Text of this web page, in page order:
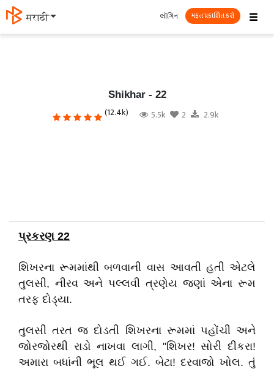
मराठी ☰
લૉગિન મફત પ્રકાશિત કરો
Shikhar - 22
(12.4k) 5.5k 2 2.9k
પ્રકરણ 22
શિખરના રૂમમાંથી બળવાની વાસ આવતી હતી એટલે
તુલસી, નીરવ અને પલ્લવી ત્રણેય જણાં એના રૂમ
તરફ દોડ્યા.
તુલસી તરત જ દોડતી શિખરના રૂમમાં પહોંચી અને
જોરજોરથી રાડો નાખવા લાગી, "શિખર! સોરી દીકરા!
અમારા બધાંની ભૂલ થઈ ગઈ. બેટા! દરવાજો ખોલ. તું